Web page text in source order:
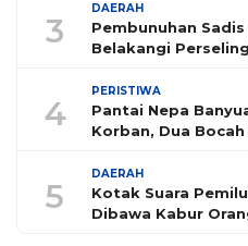
3
DAERAH
Pembunuhan
Belakangi
4
PERISTIWA
Pantai Nepa
Korban, Dua
5
DAERAH
Kotak Suara
Dibawa Kabur